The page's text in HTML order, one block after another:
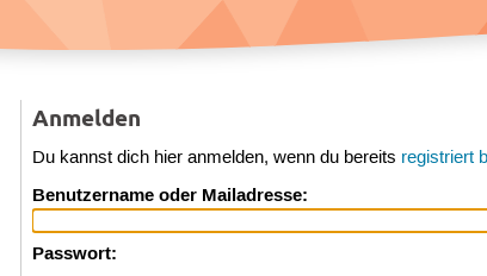
Anmelden
Du kannst dich hier anmelden, wenn du bereits registriert
Benutzername oder Mailadresse:
Passwort: